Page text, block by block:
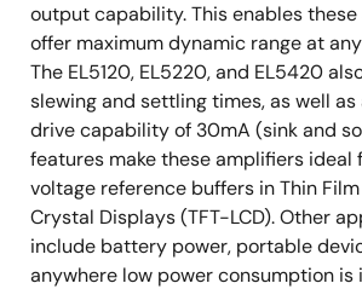
output capability. This enables
offer maximum dynamic range at
The EL5120, EL5220, and EL5420
slewing and settling times, as well
drive capability of 30mA (sink and
features make these amplifiers ideal
voltage reference buffers in Thin
Crystal Displays (TFT-LCD). Other
include battery power, portable
anywhere low power consumption is